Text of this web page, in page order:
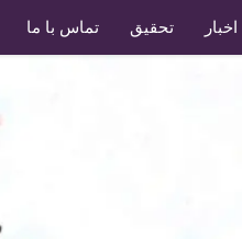
اخبار تحقیق تماس با ما